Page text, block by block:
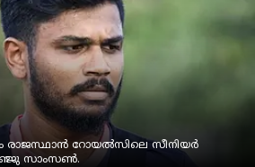
രാജസ്ഥാന്‍ റോയൽസിലെ സീനിയര്‍
സാംസൺ.